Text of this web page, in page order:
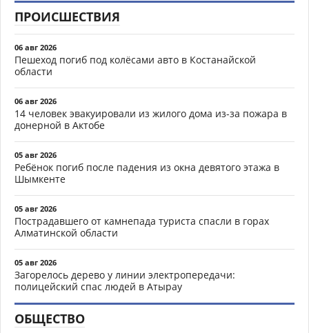
ПРОИСШЕСТВИЯ
06 авг 2026
Пешеход погиб под колёсами авто в Костанайской
области
06 авг 2026
14 человек эвакуировали из жилого дома из-за пожара в
донерной в Актобе
05 авг 2026
Ребёнок погиб после падения из окна девятого этажа в
Шымкенте
05 авг 2026
Пострадавшего от камнепада туриста спасли в горах
Алматинской области
05 авг 2026
Загорелось дерево у линии электропередачи:
полицейский спас людей в Атырау
ОБЩЕСТВО